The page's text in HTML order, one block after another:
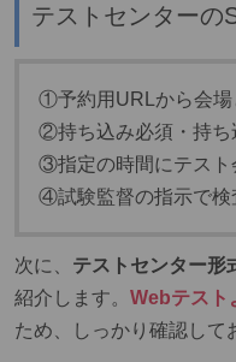
テストセンターの
①予約用URLから会場
②持ち込み必須・持ち
③指定の時間にテスト
④試験監督の指示で検
次に、 テストセンター形
紹介します。 Webテスト
ため、しっかり確認して